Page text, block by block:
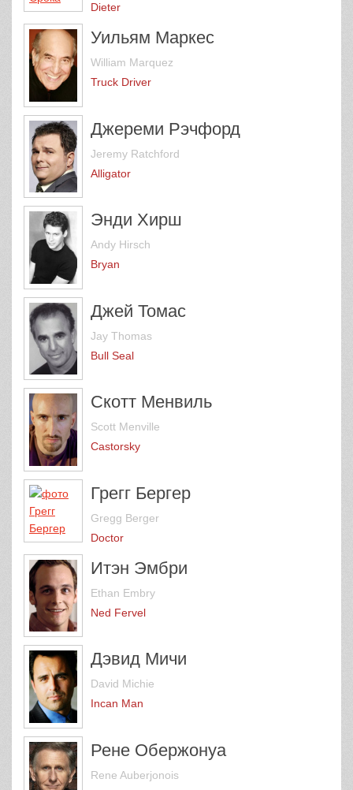
Dieter
Уильям Маркес
William Marquez
Truck Driver
Джереми Рэчфорд
Jeremy Ratchford
Alligator
Энди Хирш
Andy Hirsch
Bryan
Джей Томас
Jay Thomas
Bull Seal
Скотт Менвиль
Scott Menville
Castorsky
Грегг Бергер
Gregg Berger
Doctor
Итэн Эмбри
Ethan Embry
Ned Fervel
Дэвид Мичи
David Michie
Incan Man
Рене Обержонуа
Rene Auberjonois